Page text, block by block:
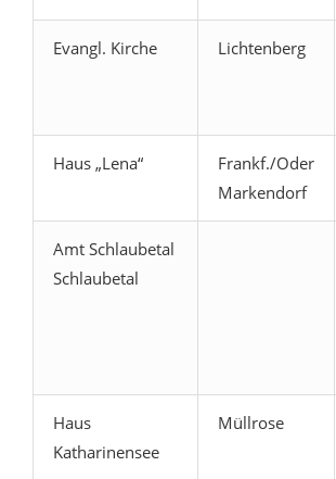
Evangl. Kirche Lichtenberg
Haus „Lena“
Frankf./Oder
Markendorf
Amt Schlaubetal
Schlaubetal
Haus
Katharinensee
Müllrose